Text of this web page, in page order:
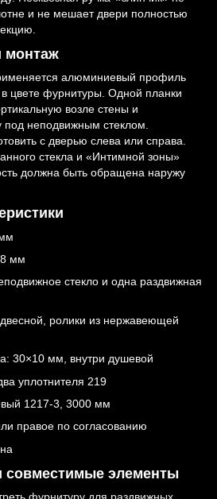
и не мешает двери полностью
монтаж
алюминиевый профиль
цвете фурнитуры. Одной планки
возле стены и
под неподвижным стеклом.
с дверью слева или справа.
стекла и «Интимной зоны»
должна быть обращена наружу
8 мм
стекло и одна раздвижная
ролики из нержавеющей
30×10 мм, внутри душевой
уплотнителя 219
1217-3, 3000 мм
правое по согласованию
совместимые элементы